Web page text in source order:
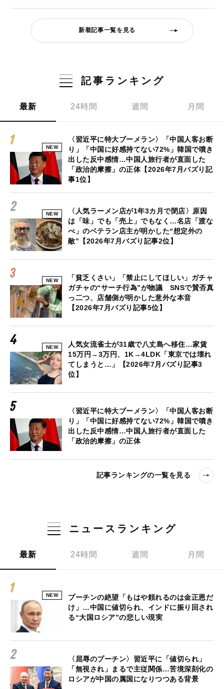
新着記事一覧を見る
記事ランキング
最新 24時間 週間 月間
NEW
〈習近平に特大ブーメラン〉「中国人客お断
り」「中国に好感持てない72%」韓国で噴き
出した反中感情…中国人旅行者が直面した
「政治的摩擦」の正体【2026年7月バズり記
事1位】
NEW
〈人気ラーメン店が1年3カ月で閉店〉原因
は「味」でも「売上」でもなく…名店「渡な
べ」のベテラン店主が明かした“想定外の
敵”【2026年7月バズり記事2位】
NEW
「貧乏くさい」「禁止にしてほしい」ガチャ
ガチャの“サーチ行為”が物議 SNSで賛否真
っ二つ、店舗側が明かした意外な本音
【2026年7月バズり記事5位】
NEW
人気女流雀士が31歳で八丈島へ移住…家賃
15万円→3万円、1K→4LDK「東京では壊れ
てしまうと…」【2026年7月バズり記事3
位】
〈習近平に特大ブーメラン〉「中国人客お断
り」「中国に好感持てない72%」韓国で噴き
出した反中感情…中国人旅行者が直面した
「政治的摩擦」の正体
記事ランキングの一覧を見る
ニュースランキング
最新 24時間 週間 月間
NEW
プーチンの絶望「もはや頼れるのは金正恩だ
け」…中国に値切られ、インドに振り回され
る“大国ロシア”の悲しい現実
〈屈辱のプーチン〉習近平に「値切られ」
「無視され」まるで主従関係…苦境深刻化の
ロシアが中国の属国になりつつある背景